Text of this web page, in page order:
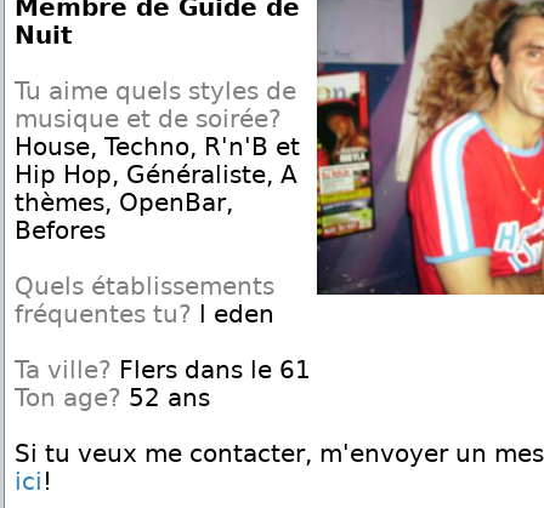
Membre de Guide de
Nuit
Tu aime quels styles de
musique et de soirée?
House, Techno, R'n'B et
Hip Hop, Généraliste, A
thèmes, OpenBar,
Befores
Quels établissements
fréquentes tu? l eden
Ta ville? Flers dans le 61
Ton age? 52 ans
Si tu veux me contacter, m'envoyer un
ici !